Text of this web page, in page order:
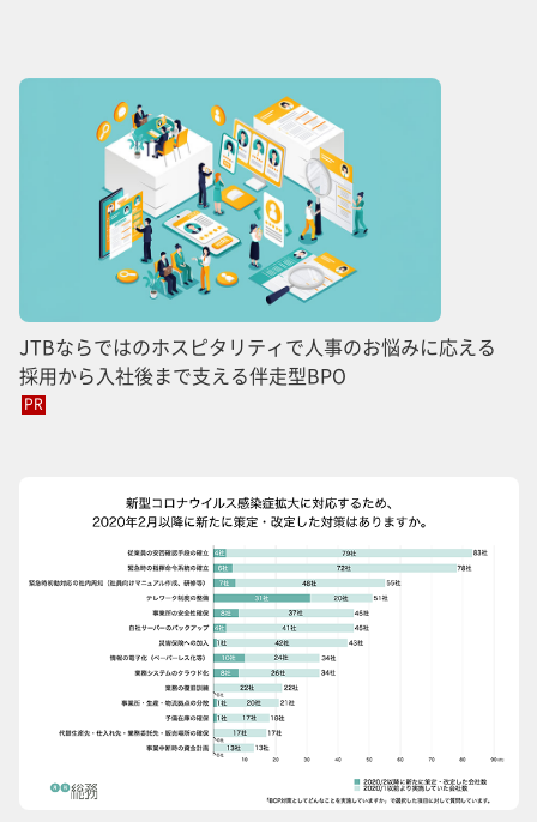
JTBならではのホスピタリティで人事のお悩みに応える
採用から入社後まで支える伴走型BPO
PR